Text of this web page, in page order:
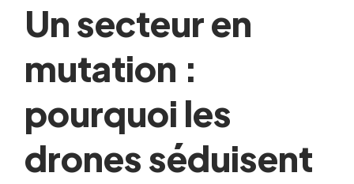
Un secteur en
mutation :
pourquoi les
drones séduisent